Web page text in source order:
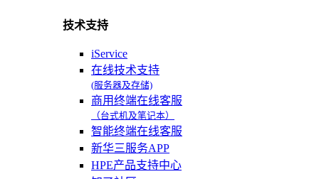
技术支持
iService
在线技术支持
(服务器及存储)
商用终端在线客服
（台式机及笔记本）
智能终端在线客服
新华三服务APP
HPE产品支持中心